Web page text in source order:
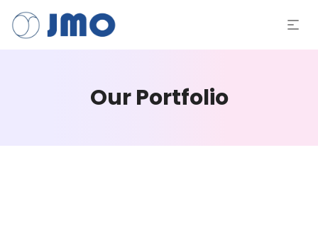
Our Portfolio